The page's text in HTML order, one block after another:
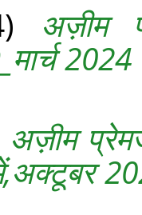
अज़ीम
2024
अज़ीम